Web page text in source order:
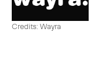
Credits: Wayra